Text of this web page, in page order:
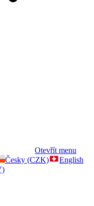
Otevřít menu
Česky (CZK)
English